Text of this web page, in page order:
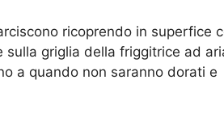
ricoprendo in superfice
griglia della friggitrice ad
a quando non saranno dorati e